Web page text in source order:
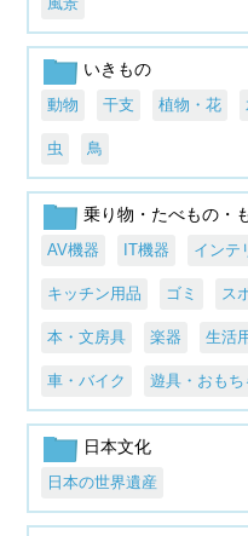
いきもの
動物 干支 植物・花
虫 鳥
乗り物・たべもの・
AV機器 IT機器 インテ
キッチン用品 ゴミ ス
本・文房具 楽器 生活
車・バイク 遊具・おもち
日本文化
日本の世界遺産